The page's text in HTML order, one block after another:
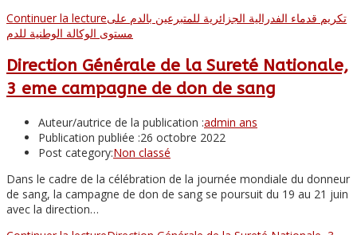
Continuer la lectureتكريم قدماء الفدرالية الجزائرية للمتبرعين بالدم على
مستوى الوكالة الوطنية للدم
Direction Générale de la Sureté Nationale,
3 eme campagne de don de sang
Auteur/autrice de la publication :admin ans
Publication publiée :26 octobre 2022
Post category:Non classé
Dans le cadre de la célébration de la journée mondiale du donneur
de sang, la campagne de don de sang se poursuit du 19 au 21 juin
avec la direction…